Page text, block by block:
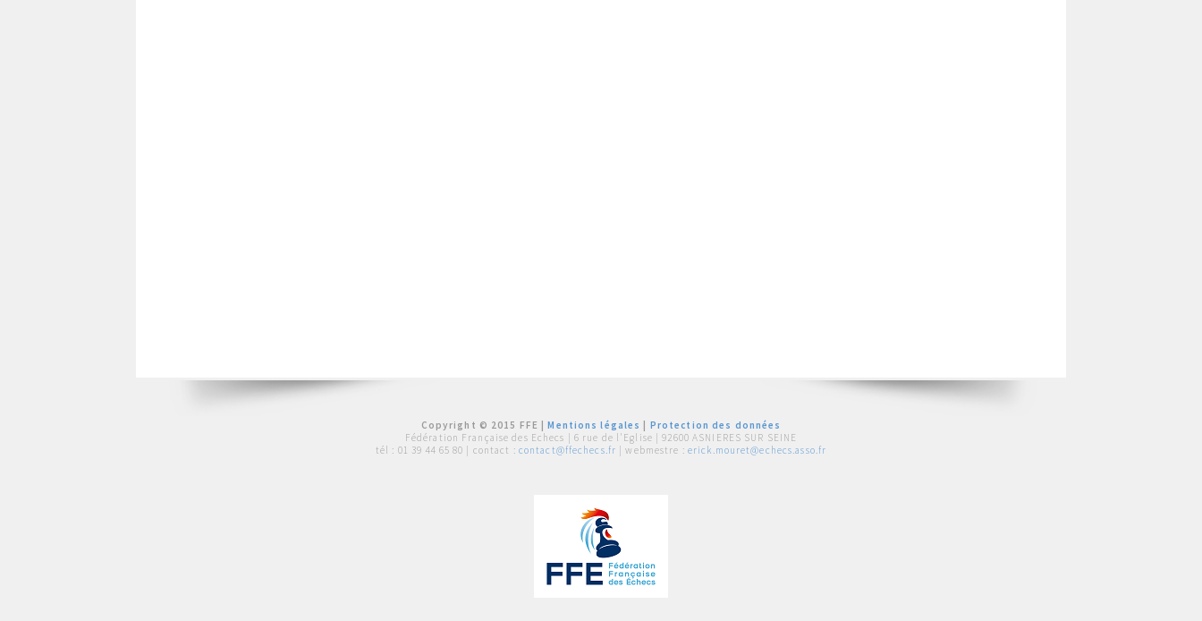
Copyright © 2015 FFE |Mentions légales
Protection des données
Fédération Française des Echecs | 6 rue de l'Eglise | 92600 ASNIERES SUR SEINE
tél : 01 39 44 65 80 | contact : contact@ffechecs.fr | webmestre : erick.mouret@echecs.asso.fr